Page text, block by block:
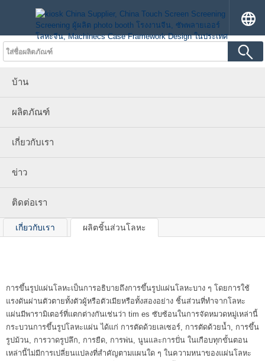
บ้าน
ผลิตภัณฑ์
เกี่ยวกับเรา
ข่าว
ติดต่อเรา
เกี่ยวกับเรา ผลิตชิ้นส่วนโลหะ
การขึ้นรูปแผ่นโลหะเป็นการอธิบายถึงการขึ้นรูปแผ่นโลหะบาง ๆ โดยการใช้
แรงดันผ่านตัวตายทั้งตัวผู้หรือตัวเมียหรือทั้งสองอย่าง ชิ้นส่วนที่ทำจากโลหะ
แผ่นมีพารามิเตอร์ที่แตกต่างกันเช่นว่า tim es ซับซ้อนในการจัดหมวดหมู่เหล่านี้
กระบวนการขึ้นรูปโลหะแผ่น ได้แก่ การตัดด้วยเลเซอร์, การตัดด้วยน้ำ, การขึ้น
รูปม้วน, การวาดรูปลึก, การยืด, การพ่น, นูนและการปั่น ในเกือบทุกขั้นตอน
เหล่านี้ไม่มีการเปลี่ยนแปลงที่สำคัญตามแผนใด ๆ ในความหนาของแผ่นโลหะ